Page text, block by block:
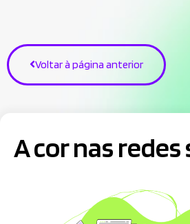
Voltar à página anterior
A cor nas redes